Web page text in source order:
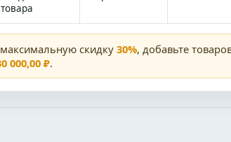
товара
скидку30%, добавьте
000,00 ₽.